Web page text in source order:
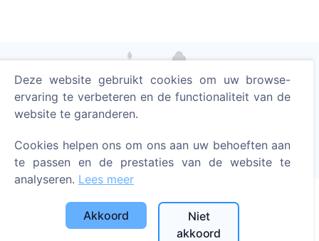
Steek een digitale kaars aan - plant een boom!
Meer lezen
Geplante bomen
1390
Informatie
Deze website gebruikt cookies om uw browse-
ervaring te verbeteren en de functionaliteit van de
website te garanderen.
Cookies helpen ons om ons aan uw behoeften aan
te passen en de prestaties van de website te
analyseren. Lees meer
Akkoord
Niet
akkoord